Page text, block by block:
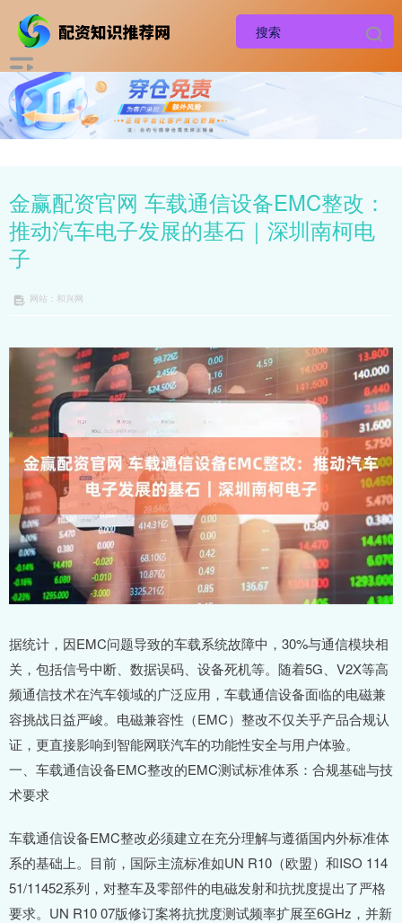
金赢配资官网 车载通信设备EMC整改：
推动汽车电子发展的基石｜深圳南柯电
子
网站：和兴网
据统计，因EMC问题导致的车载系统故障中，30%与通信模块相
关，包括信号中断、数据误码、设备死机等。随着5G、V2X等高
频通信技术在汽车领域的广泛应用，车载通信设备面临的电磁兼
容挑战日益严峻。电磁兼容性（EMC）整改不仅关乎产品合规认
证，更直接影响到智能网联汽车的功能性安全与用户体验。
一、车载通信设备EMC整改的EMC测试标准体系：合规基础与技
术要求
车载通信设备EMC整改必须建立在充分理解与遵循国内外标准体
系的基础上。目前，国际主流标准如UN R10（欧盟）和ISO 114
51/11452系列，对整车及零部件的电磁发射和抗扰度提出了严格
要求。UN R10 07版修订案将抗扰度测试频率扩展至6GHz，并新